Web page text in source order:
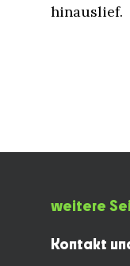
hinauslief.
weitere
Kontakt